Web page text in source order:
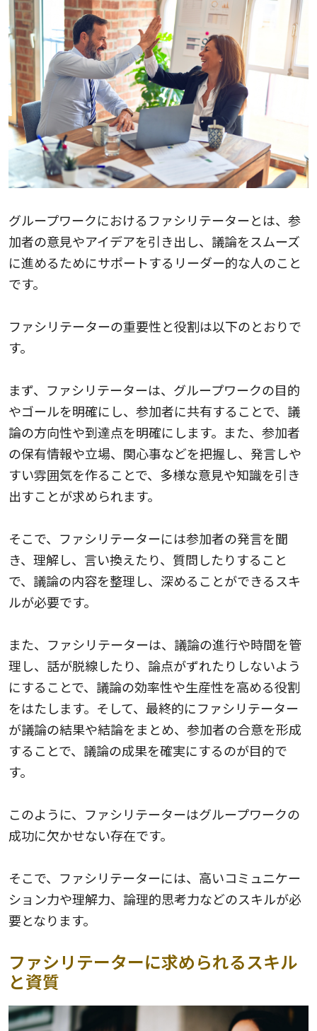
グループワークにおけるファシリテーターとは、参
加者の意見やアイデアを引き出し、議論をスムーズ
に進めるためにサポートするリーダー的な人のこと
です。
ファシリテーターの重要性と役割は以下のとおりで
す。
まず、ファシリテーターは、グループワークの目的
やゴールを明確にし、参加者に共有することで、議
論の方向性や到達点を明確にします。また、参加者
の保有情報や立場、関心事などを把握し、発言しや
すい雰囲気を作ることで、多様な意見や知識を引き
出すことが求められます。
そこで、ファシリテーターには参加者の発言を聞
き、理解し、言い換えたり、質問したりすること
で、議論の内容を整理し、深めることができるスキ
ルが必要です。
また、ファシリテーターは、議論の進行や時間を管
理し、話が脱線したり、論点がずれたりしないよう
にすることで、議論の効率性や生産性を高める役割
をはたします。そして、最終的にファシリテーター
が議論の結果や結論をまとめ、参加者の合意を形成
することで、議論の成果を確実にするのが目的で
す。
このように、ファシリテーターはグループワークの
成功に欠かせない存在です。
そこで、ファシリテーターには、高いコミュニケー
ション力や理解力、論理的思考力などのスキルが必
要となります。
ファシリテーターに求められるスキル
と資質